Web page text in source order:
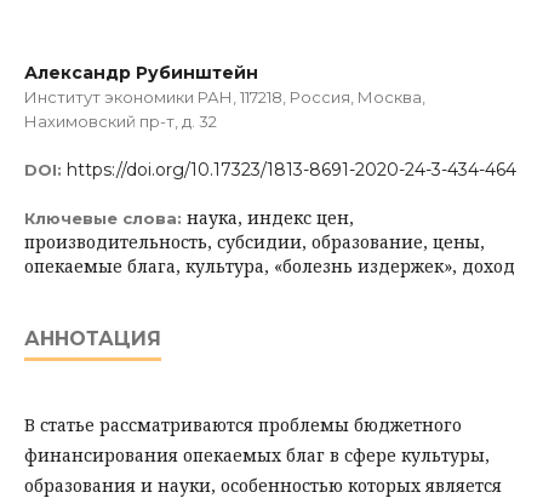
Александр Рубинштейн
Институт экономики РАН, 117218, Россия, Москва,
Нахимовский пр-т, д. 32
DOI: https://doi.org/10.17323/1813-8691-2020-24-3-434-464
Ключевые слова: наука, индекс цен,
производительность, субсидии, образование, цены,
опекаемые блага, культура, «болезнь издержек», доход
АННОТАЦИЯ
В статье рассматриваются проблемы бюджетного
финансирования опе­каемых благ в сфере культуры,
образования и науки, особенностью которых является